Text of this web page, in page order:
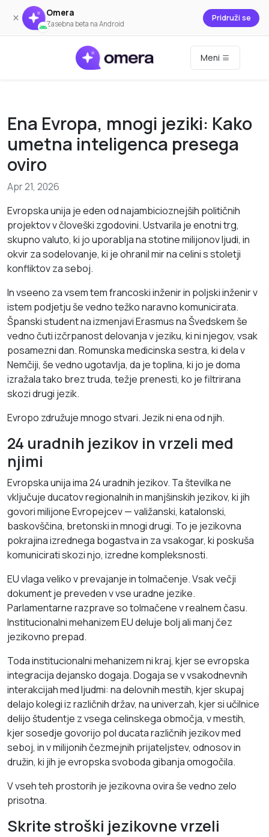
× Omera
Zasebna beta na Android
Pridruži se
Meni
Ena Evropa, mnogi jeziki: Kako
umetna inteligenca presega
oviro
Apr 21, 2026
Evropska unija je eden od najambicioznejših političnih
projektov v človeški zgodovini. Ustvarila je enotni trg,
skupno valuto, ki jo uporablja na stotine milijonov ljudi, in
okvir za sodelovanje, ki je ohranil mir na celini s stoletji
konfliktov za seboj.
In vseeno za vsem tem francoski inženir in poljski inženir v
istem podjetju še vedno težko naravno komunicirata.
Španski student na izmenjavi Erasmus na Švedskem še
vedno čuti izčrpanost delovanja v jeziku, ki ni njegov, vsak
posamezni dan. Romunska medicinska sestra, ki dela v
Nemčiji, še vedno ugotavlja, da je toplina, ki jo je doma
izražala tako brez truda, težje prenesti, ko je filtrirana
skozi drugi jezik.
Evropo združuje mnogo stvari. Jezik ni ena od njih.
24 uradnih jezikov in vrzeli med
njimi
Evropska unija ima 24 uradnih jezikov. Ta številka ne
vključuje ducatov regionalnih in manjšinskih jezikov, ki jih
govori milijone Evropejcev — valižanski, katalonski,
baskovščina, bretonski in mnogi drugi. To je jezikovna
pokrajina izrednega bogastva in za vsakogar, ki poskuša
komunicirati skozi njo, izredne kompleksnosti.
EU vlaga veliko v prevajanje in tolmačenje. Vsak večji
dokument je preveden v vse uradne jezike.
Parlamentarne razprave so tolmačene v realnem času.
Institucionalni mehanizem EU deluje bolj ali manj čez
jezikovno prepad.
Toda institucionalni mehanizem ni kraj, kjer se evropska
integracija dejansko dogaja. Dogaja se v vsakodnevnih
interakcijah med ljudmi: na delovnih mestih, kjer skupaj
delajo kolegi iz različnih držav, na univerzah, kjer si učilnice
delijo študentje z vsega celinskega območja, v mestih,
kjer sosedje govorijo pol ducata različnih jezikov med
seboj, in v milijonih čezmejnih prijateljstev, odnosov in
družin, ki jih je evropska svoboda gibanja omogočila.
V vseh teh prostorih je jezikovna ovira še vedno zelo
prisotna.
Skrite stroški jezikovne vrzeli